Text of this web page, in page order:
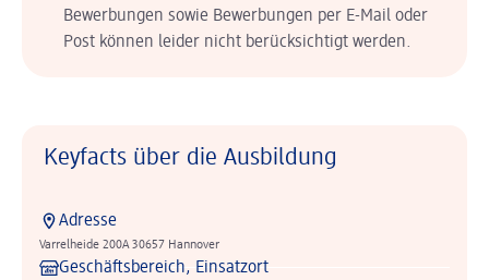
Bewerbungen sowie Bewerbungen per E-Mail oder
Post können leider nicht berücksichtigt werden.
Keyfacts über die Ausbildung
Adresse
Varrelheide 200A 30657 Hannover
Geschäftsbereich, Einsatzort